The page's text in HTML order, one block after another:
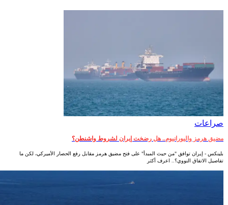
صراعات‎
مضيق هرمز واليورانيوم.. هل رضخت إيران لشروط واشنطن؟
بلينكس - إيران توافق "من حيث المبدأ" على فتح مضيق هرمز مقابل رفع الحصار الأميركي، لكن ما
تفاصيل الاتفاق النووي؟.. اعرف أكثر